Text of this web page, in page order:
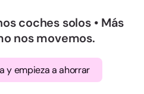
coches solos • Más
nos movemos.
y empieza a ahorrar